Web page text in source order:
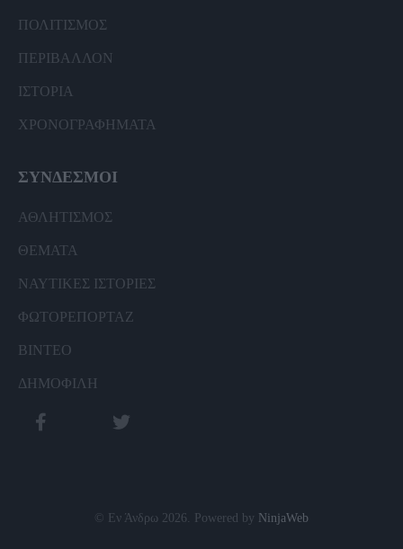
ΠΟΛΙΤΙΣΜΟΣ
ΠΕΡΙΒΑΛΛΟΝ
ΙΣΤΟΡΙΑ
ΧΡΟΝΟΓΡΑΦΗΜΑΤΑ
ΣΥΝΔΕΣΜΟΙ
ΑΘΛΗΤΙΣΜΟΣ
ΘΕΜΑΤΑ
ΝΑΥΤΙΚΕΣ ΙΣΤΟΡΙΕΣ
ΦΩΤΟΡΕΠΟΡΤΑΖ
ΒΙΝΤΕΟ
ΔΗΜΟΦΙΛΗ
© Εν Άνδρω 2026. Powered by NinjaWeb